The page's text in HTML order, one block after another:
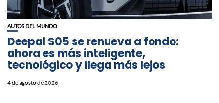
AUTOS DEL MUNDO
Deepal S05 se renueva a fondo:
ahora es más inteligente,
tecnológico y llega más lejos
4 de agosto de 2026